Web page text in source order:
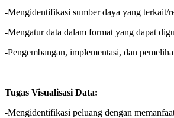
-Mengidentifikasi sumber daya yang terkait/
-Mengatur data dalam format yang dapat
-Pengembangan, implementasi, dan
Tugas Visualisasi Data:
-Mengidentifikasi peluang dengan